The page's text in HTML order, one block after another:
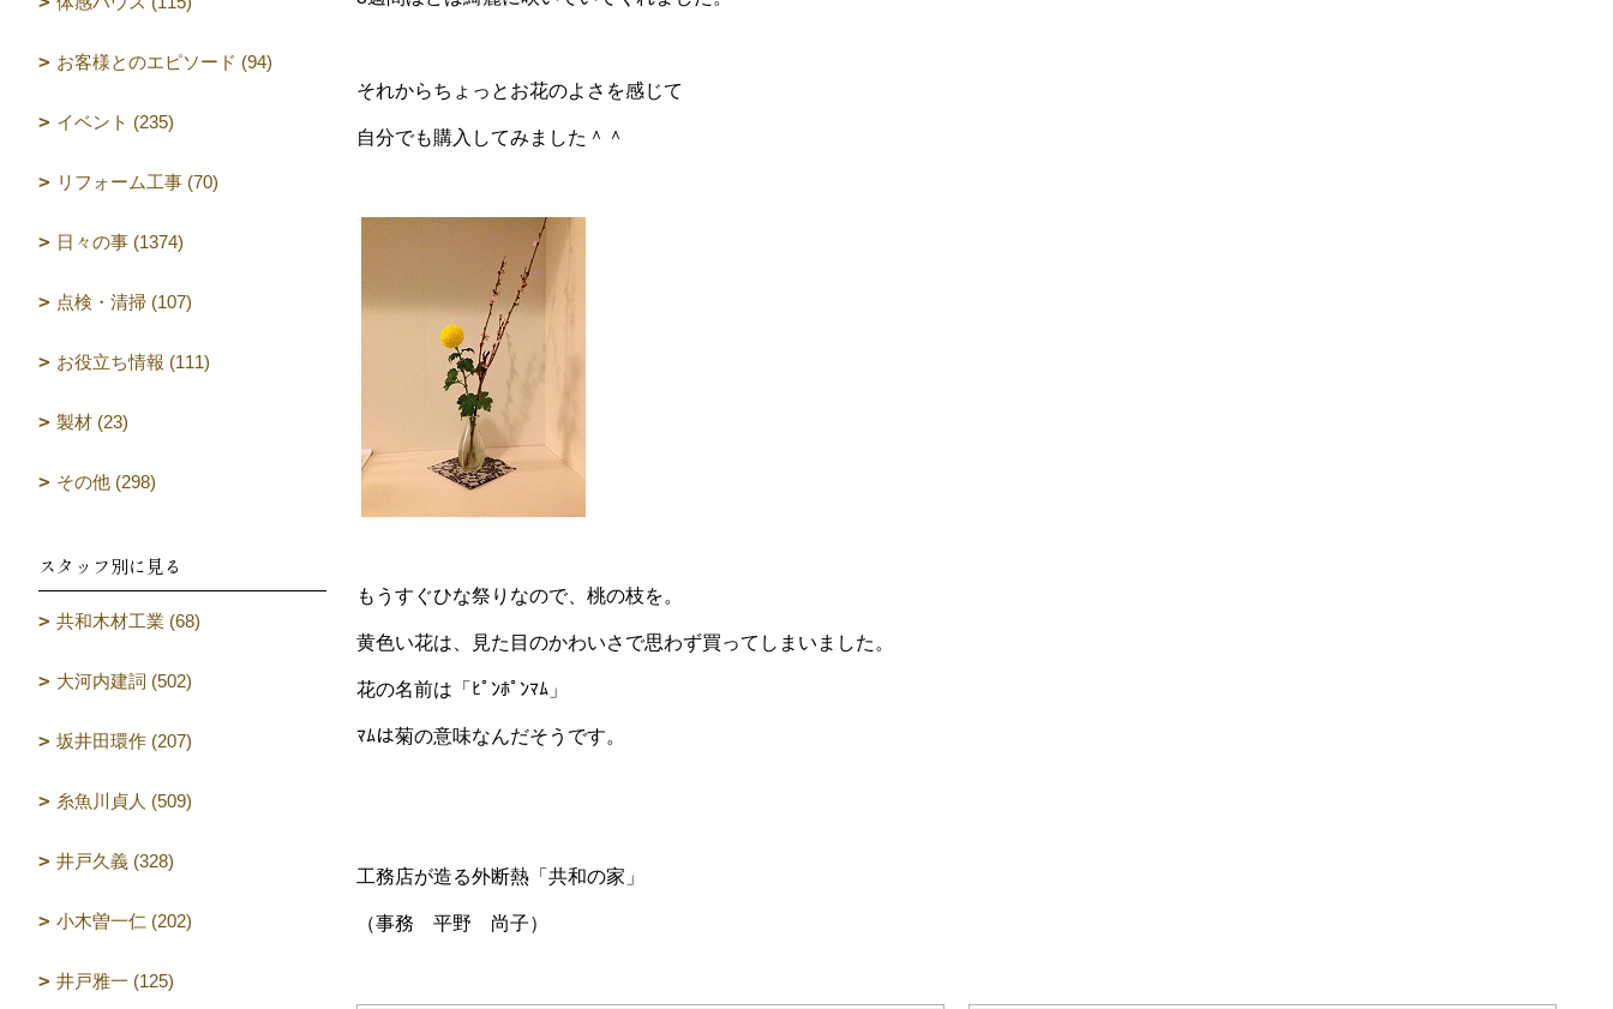
それからちょっとお花のよさを感じて
自分でも購入してみました＾＾
もうすぐひな祭りなので、桃の枝を。
黄色い花は、見た目のかわいさで思わず買ってしまいました。
花の名前は「ﾋﾟﾝﾎﾟﾝﾏﾑ」
ﾏﾑは菊の意味なんだそうです。
工務店が造る外断熱「共和の家」
（事務 平野 尚子）
お客様とのエピソード (94)
イベント (235)
リフォーム工事 (70)
日々の事 (1374)
点検・清掃 (107)
お役立ち情報 (111)
製材 (23)
その他 (298)
スタッフ別に見る
共和木材工業 (68)
大河内建詞 (502)
坂井田環作 (207)
糸魚川貞人 (509)
井戸久義 (328)
小木曽一仁 (202)
井戸雅一 (125)